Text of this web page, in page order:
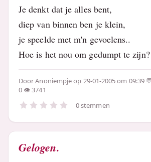
Je denkt dat je alles bent,
diep van binnen ben je klein,
je speelde met m'n gevoelens..
Hoe is het nou om gedumpt te zijn?
DoorAnoniempjeop 29-01-2005 om 09:39
0
3741
0 stemmen
Gelogen.